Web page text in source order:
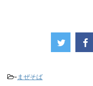
- まぜそば